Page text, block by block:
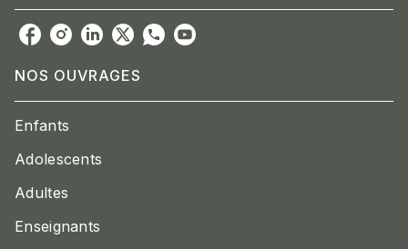
NOS OUVRAGES
Enfants
Adolescents
Adultes
Enseignants